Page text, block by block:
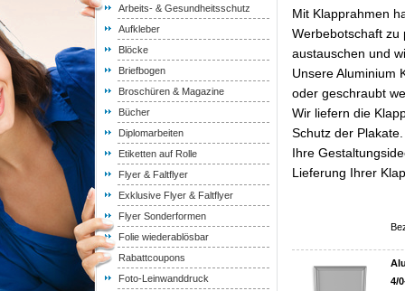
Arbeits- & Gesundheitsschutz
Aufkleber
Blöcke
Briefbogen
Broschüren & Magazine
Bücher
Diplomarbeiten
Etiketten auf Rolle
Flyer & Faltflyer
Exklusive Flyer & Faltflyer
Flyer Sonderformen
Folie wiederablösbar
Rabattcoupons
Foto-Leinwanddruck
Mit Klapprahmen
Werbebotschaft zu
austauschen und
Unsere Aluminium
oder geschraubt
Wir liefern die
Schutz der
Ihre
Lieferung Ihrer
4/